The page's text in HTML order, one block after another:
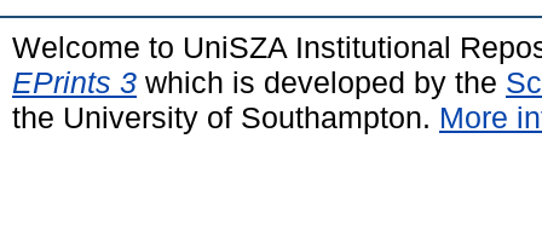
Welcome to UniSZA Institutional
EPrints 3 which is developed by the
the University of Southampton. More